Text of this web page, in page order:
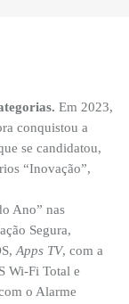
Em 2023,
conquistou a
se candidatou,
“Inovação”,
Ano” nas
Segura,
Apps TV, com a
Wi-Fi Total e
o Alarme